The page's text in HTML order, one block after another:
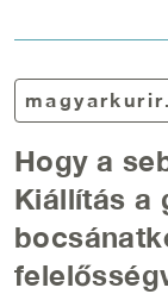
Hogy a
Kiállítás a